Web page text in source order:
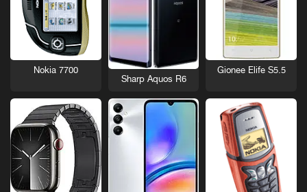
Gionee Elife S5.5
Sharp Aquos R6
Nokia 7700